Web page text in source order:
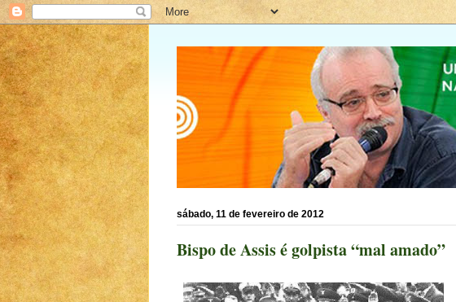
sábado, 11 de fevereiro de 2012
Bispo de Assis é golpista “mal amado”